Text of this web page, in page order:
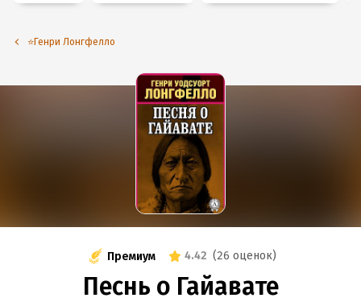
⭐️Генри Лонгфелло
Премиум 4.42 (26 оценок)
Песнь о Гайавате